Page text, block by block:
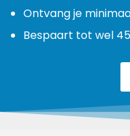
Ontvang je
Bespaart tot wel